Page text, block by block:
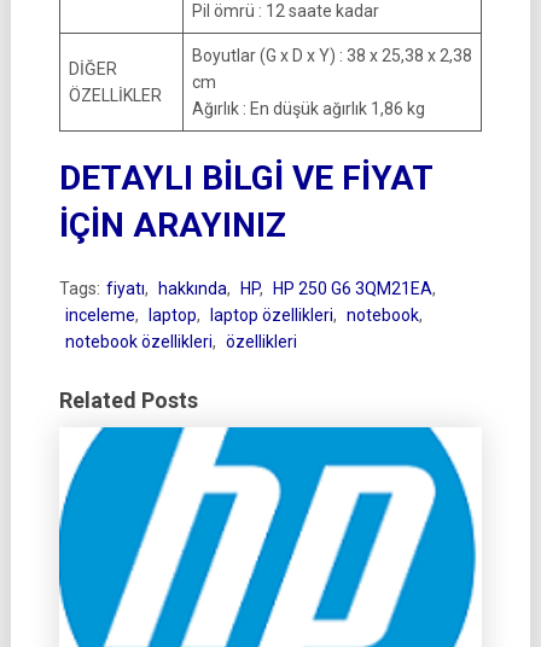
Pil ömrü : 12 saate kadar
DİĞER
ÖZELLİKLER
Boyutlar (G x D x Y) : 38 x 25,38 x 2,38
cm
Ağırlık : En düşük ağırlık 1,86 kg
DETAYLI BİLGİ VE FİYAT
İÇİN ARAYINIZ
Tags: fiyatı, hakkında, HP, HP 250 G6 3QM21EA,
inceleme, laptop, laptop özellikleri, notebook,
notebook özellikleri, özellikleri
Related Posts